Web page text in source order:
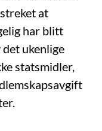
at
har blitt
ukenlige
statsmidler,